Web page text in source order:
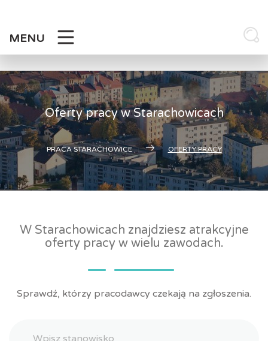
MENU
Oferty pracy w Starachowicach
PRACA STARACHOWICE OFERTY PRACY
W Starachowicach znajdziesz atrakcyjne
oferty pracy w wielu zawodach.
Sprawdź, którzy pracodawcy czekają na zgłoszenia.